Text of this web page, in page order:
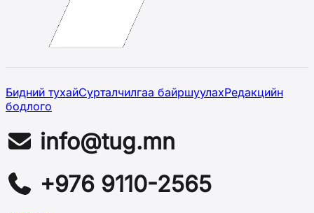
Бидний тухайСурталчилгаа байршуулахРедакцийн
бодлого
info@tug.mn
+976 9110-2565